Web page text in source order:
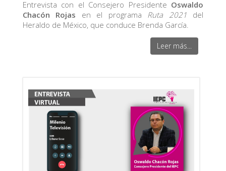
Entrevista con el Consejero Presidente Oswaldo
Chacón Rojas en el programa Ruta 2021 del
Heraldo de México, que conduce Brenda García.
Leer más...